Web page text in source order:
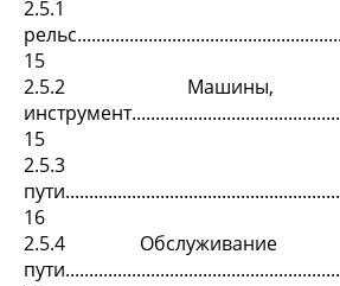
2.5.1
15
2.5.2 Машины,
15
2.5.3
16
2.5.4